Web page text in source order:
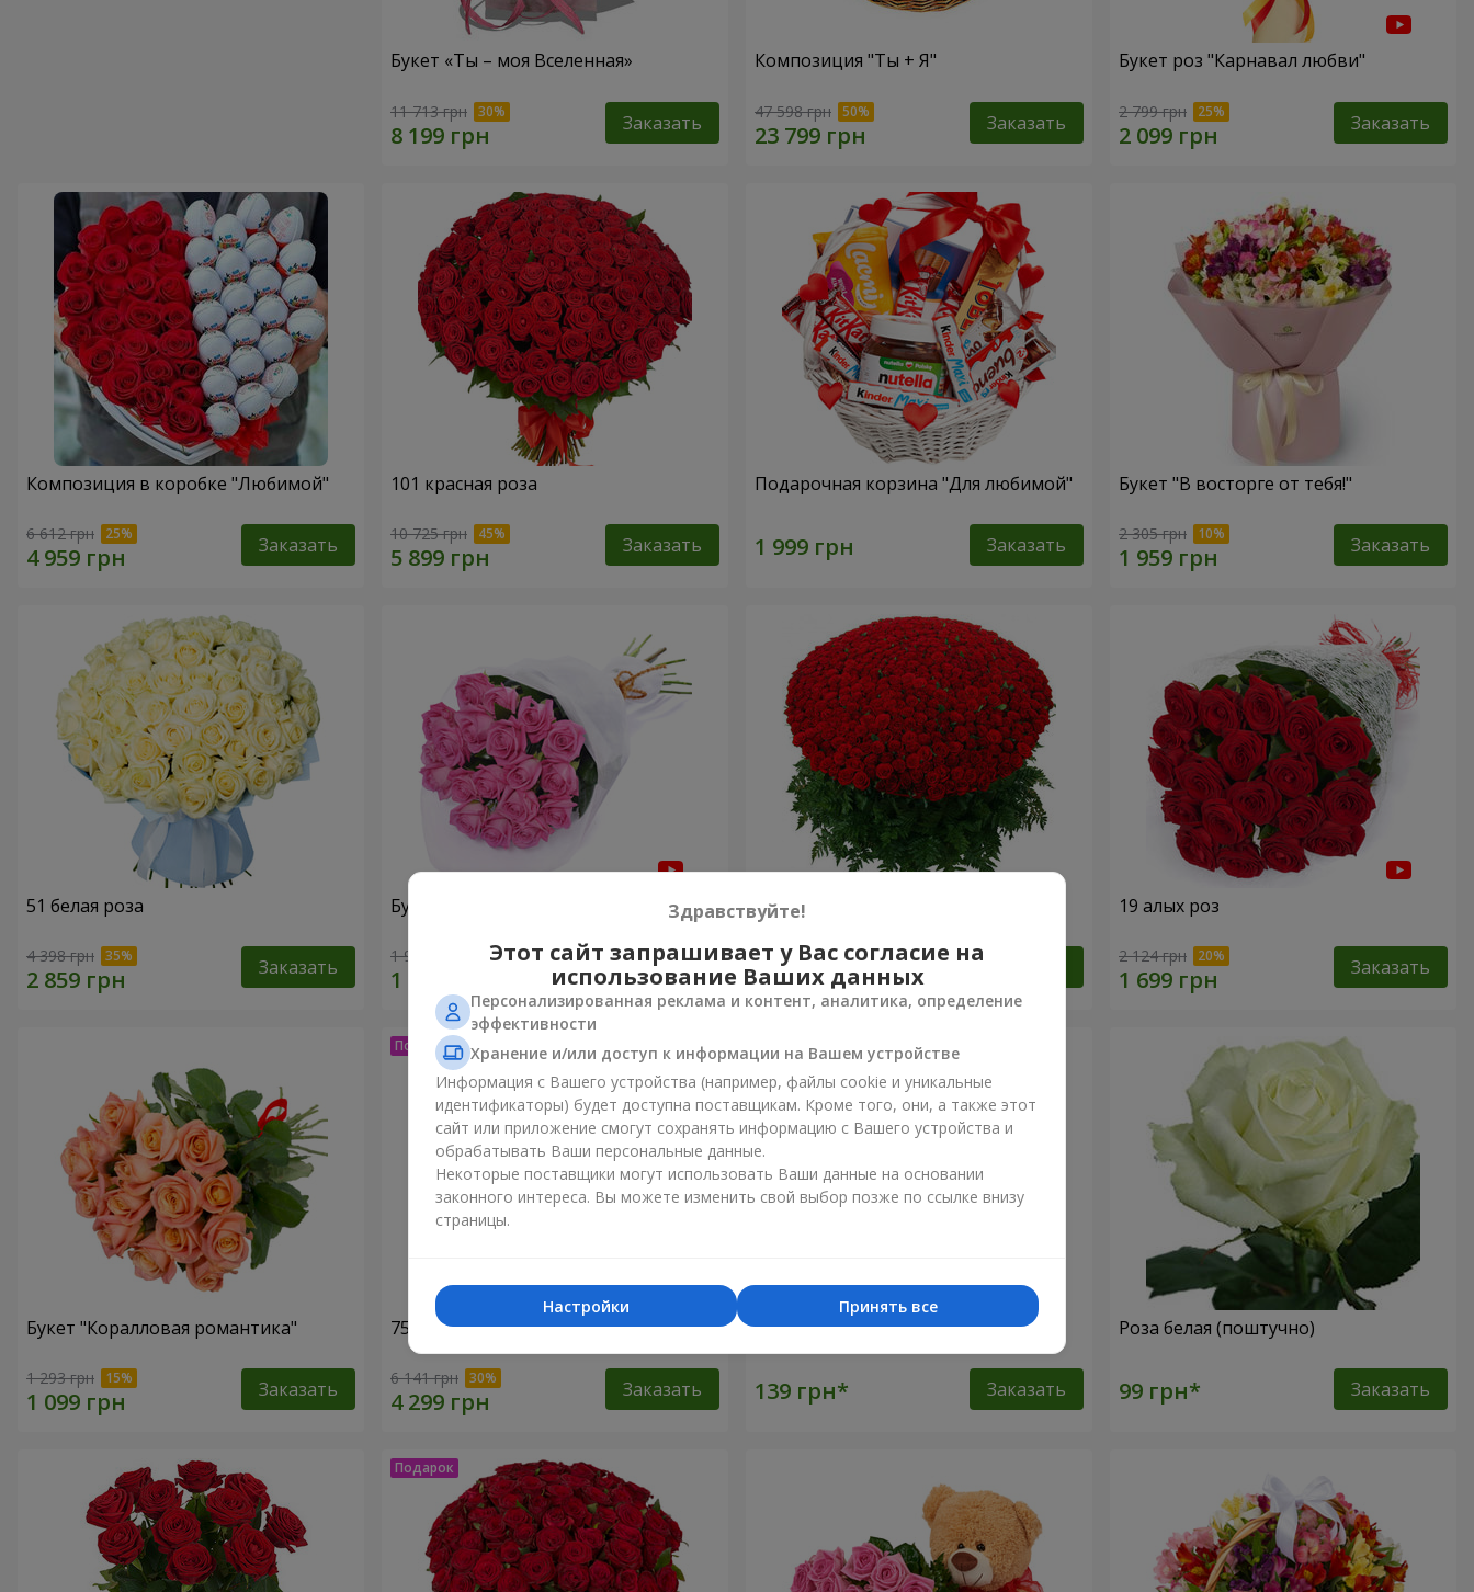
Букет «Ты – моя Вселенная»
11 713 грн Заказать
Композиция "Ты + Я"
47 598 грн Заказать
Букет роз "Карнавал любви"
2 799 грн Заказать
Композиция в коробке "Любимой"
6 612 грн Заказать
101 красная роза
10 725 грн Заказать
Подарочная корзина "Для любимой"
Заказать
Букет "В восторге от тебя!"
2 305 грн Заказать
51 белая роза
4 398 грн Заказать
Букет из роз "Быть с тобой"
1 999 грн Заказать
1000 роз!
99 332 грн
19 алых роз
2 124 грн Заказать
Букет "Коралловая романтика"
1 293 грн Заказать
75 белых роз
6 141 грн Заказать
Роза красная (поштучно)
Заказать
Роза белая (поштучно)
Заказать
Здравствуйте!
Этот сайт запрашивает у Вас согласие на
использование Ваших данных
Персонализированная реклама и контент, аналитика, определение
эффективности
Хранение и/или доступ к информации на Вашем устройстве
Информация с Вашего устройства (например, файлы cookie и уникальные
идентификаторы) будет доступна поставщикам. Кроме того, они, а также этот
сайт или приложение смогут сохранять информацию с Вашего устройства и
обрабатывать Ваши персональные данные.
Некоторые поставщики могут использовать Ваши данные на основании
законного интереса. Вы можете изменить свой выбор позже по ссылке внизу
страницы.
Принять все
Настройки